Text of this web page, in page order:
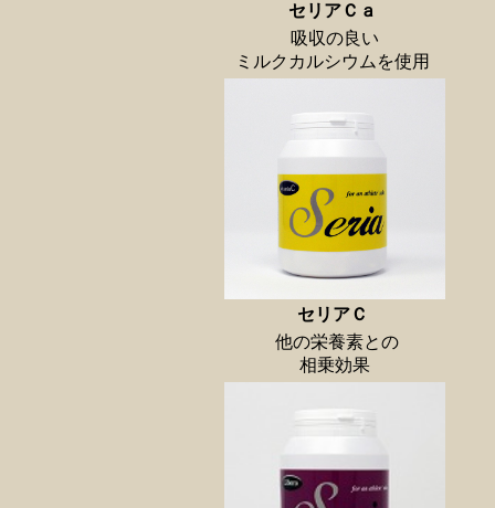
セリアＣａ
吸収の良い
ミルクカルシウムを使用
セリアＣ
他の栄養素との
相乗効果